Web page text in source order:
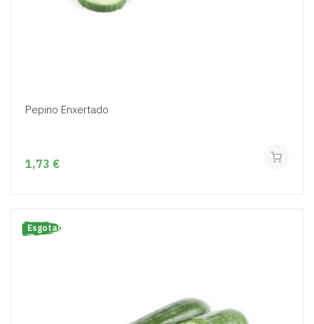
Pepino Enxertado
1,73 €
Esgotado